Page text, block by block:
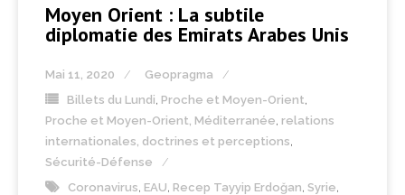
Moyen Orient : La subtile
diplomatie des Emirats Arabes Unis
Mai 11, 2020
Geopragma
Billets du Lundi Proche et Moyen-Orient
Proche et Moyen-Orient, Méditerranée relations
internationales, doctrines et perceptions
Sécurité-Défense
Coronavirus EAU Recep Tayyip Erdoğan Syrie